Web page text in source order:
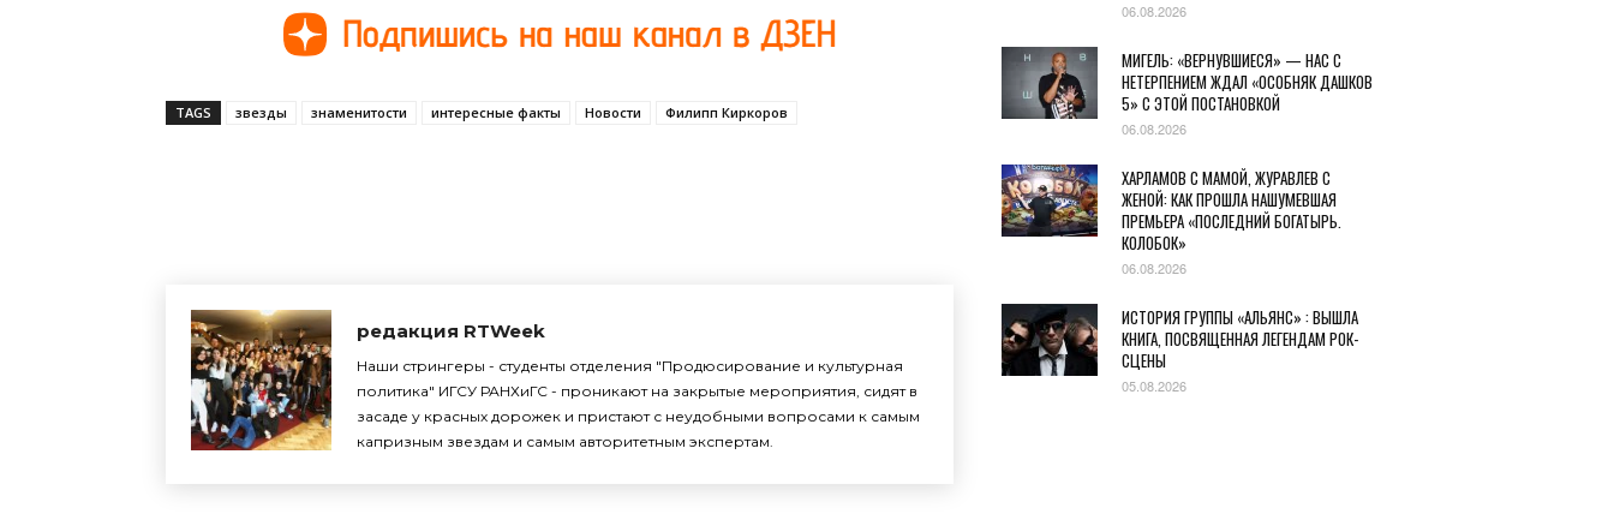
TAGS звезды знаменитости интересные факты Новости Филипп Киркоров
редакция RTWeek
Наши стрингеры - студенты отделения "Продюсирование и культурная
политика" ИГСУ РАНХиГС - проникают на закрытые мероприятия, сидят в
засаде у красных дорожек и пристают с неудобными вопросами к самым
капризным звездам и самым авторитетным экспертам.
06.08.2026
МИГЕЛЬ: «ВЕРНУВШИЕСЯ» — НАС С
НЕТЕРПЕНИЕМ ЖДАЛ «ОСОБНЯК ДАШКОВ
5» С ЭТОЙ ПОСТАНОВКОЙ
06.08.2026
ХАРЛАМОВ С МАМОЙ, ЖУРАВЛЕВ С
ЖЕНОЙ: КАК ПРОШЛА НАШУМЕВШАЯ
ПРЕМЬЕРА «ПОСЛЕДНИЙ БОГАТЫРЬ.
КОЛОБОК»
06.08.2026
ИСТОРИЯ ГРУППЫ «АЛЬЯНС» : ВЫШЛА
КНИГА, ПОСВЯЩЕННАЯ ЛЕГЕНДАМ РОК-
СЦЕНЫ
05.08.2026